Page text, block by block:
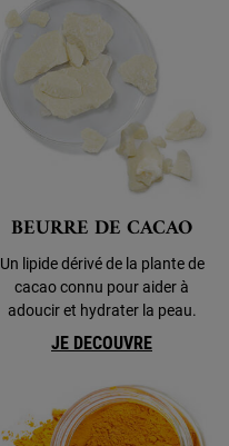
BEURRE DE CACAO
Un lipide dérivé de la plante de
cacao connu pour aider à
adoucir et hydrater la peau.
JE DECOUVRE